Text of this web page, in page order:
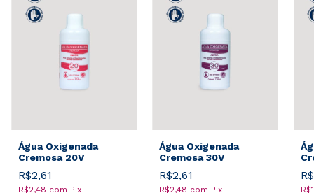
Água Oxigenada
Cremosa 20V
R$2,61
R$2,48 com Pix
Água Oxigenada
Cremosa 30V
R$2,61
R$2,48 com Pix